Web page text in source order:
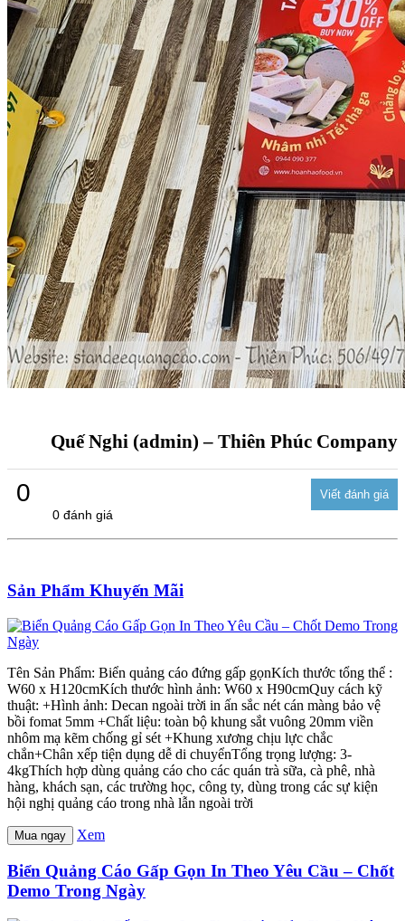
Quế Nghi (admin) – Thiên Phúc Company
0
0 đánh giá
Sản Phẩm Khuyến Mãi
Tên Sản Phẩm: Biển quảng cáo đứng gấp gọnKích thước tổng thể :
W60 x H120cmKích thước hình ảnh: W60 x H90cmQuy cách kỹ
thuật: +Hình ảnh: Decan ngoài trời in ấn sắc nét cán màng bảo vệ
bồi fomat 5mm +Chất liệu: toàn bộ khung sắt vuông 20mm viền
nhôm mạ kẽm chống gỉ sét +Khung xương chịu lực chắc
chắn+Chân xếp tiện dụng dễ di chuyểnTổng trọng lượng: 3-
4kgThích hợp dùng quảng cáo cho các quán trà sữa, cà phê, nhà
hàng, khách sạn, các trường học, công ty, dùng trong các sự kiện
hội nghị quảng cáo trong nhà lẫn ngoài trời
Mua ngay Xem
Biển Quảng Cáo Gấp Gọn In Theo Yêu Cầu – Chốt
Demo Trong Ngày